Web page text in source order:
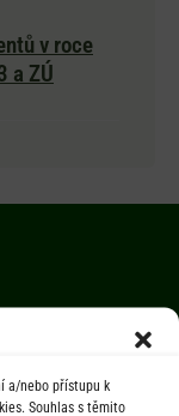
a/nebo přístupu k
Souhlas s těmito
v roce
a ZÚ
hod.
hod.